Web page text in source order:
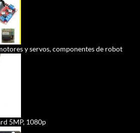
y servos, componentes de robot
5MP, 1080p